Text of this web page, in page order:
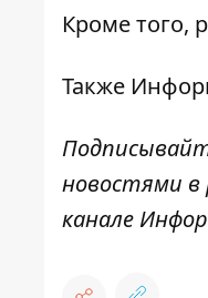
Кроме того,
Также
новостями в
канале